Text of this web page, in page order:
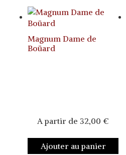
Magnum Dame de
Boüard
A partir de 32,00 €
Ajouter au panier